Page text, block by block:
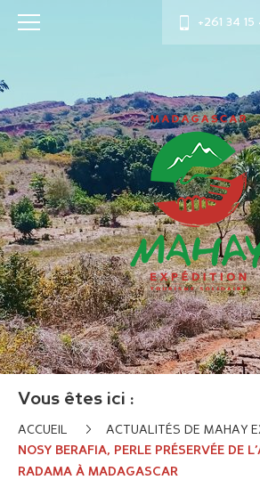
+261 34 15
Vous êtes ici :
ACCUEIL ACTUALITÉS DE MAHAY
NOSY BERAFIA, PERLE PRÉSERVÉE DE
RADAMA À MADAGASCAR